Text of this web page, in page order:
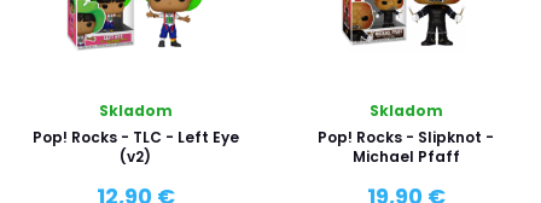
Skladom
Pop! Rocks - TLC - Left Eye
(v2)
12,90 €
Skladom
Pop! Rocks - Slipknot -
Michael Pfaff
19,90 €